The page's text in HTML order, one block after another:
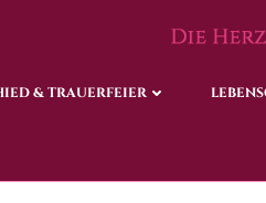
& TRAUERFEIER
& TRAUERFEIER